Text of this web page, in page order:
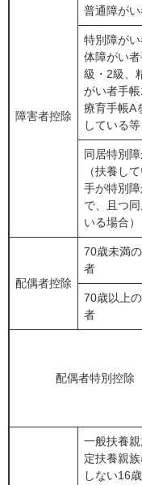
障害者控除
普通障が
特別障が
体障がい者
級・2級、
がい者手帳
療育手帳A
している等
同居特別
（扶養し
手が特別
で、且つ
いる場合）
配偶者控除
70歳未満
者
70歳以上
者
配偶者特別控除
一般扶養
定扶養親
しない16